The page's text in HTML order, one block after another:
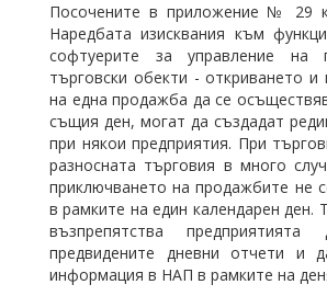
Посочените в приложение № 29
Наредбата изисквания към
софтуерите за управление на
търговски обекти - откриването и
на една продажба да се
същия ден, могат да създадат
при някои предприятия. При
разносната търговия в много
приключването на продажбите не
в рамките на един календарен ден.
възпрепятства предприятията
предвидените дневни отчети и
информация в НАП в рамките на